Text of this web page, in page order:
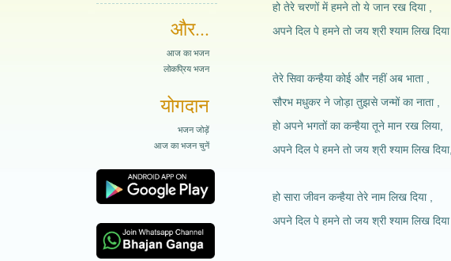
और...
आज का भजन
लोकप्रिय भजन
योगदान
भजन जोड़ें
आज का भजन चुनें
हो तेरे चरणों में हमने तो ये जान रख दिया ,
अपने दिल पे हमने तो जय श्री श्याम लिख दिया ,
तेरे सिवा कन्हैया कोई और नहीं अब भाता ,
सौरभ मधुकर ने जोड़ा तुझसे जन्मों का नाता ,
हो अपने भगतों का कन्हैया तूने मान रख लिया,
अपने दिल पे हमने तो जय श्री श्याम लिख दिया,
हो सारा जीवन कन्हैया तेरे नाम लिख दिया ,
अपने दिल पे हमने तो जय श्री श्याम लिख दिया ,